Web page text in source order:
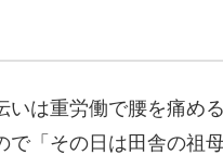
いは重労働で腰を痛め
で「その日は田舎の祖